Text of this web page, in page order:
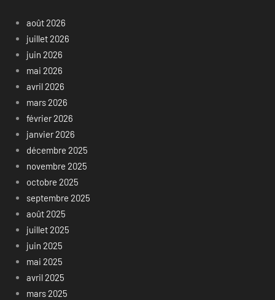
août 2026
juillet 2026
juin 2026
mai 2026
avril 2026
mars 2026
février 2026
janvier 2026
décembre 2025
novembre 2025
octobre 2025
septembre 2025
août 2025
juillet 2025
juin 2025
mai 2025
avril 2025
mars 2025